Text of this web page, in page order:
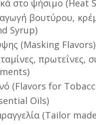
στο ψήσιμο (Heat
βουτύρου,
Syrup)
(Masking Flavors)
(Flavors for
Oils)
(Tailor